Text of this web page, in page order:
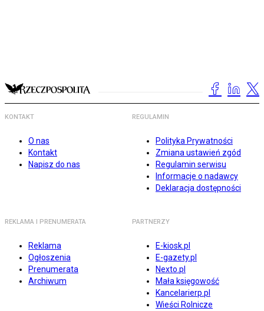
KONTAKT
O nas
Kontakt
Napisz do nas
REGULAMIN
Polityka Prywatności
Zmiana ustawień zgód
Regulamin serwisu
Informacje o nadawcy
Deklaracja dostępności
REKLAMA I PRENUMERATA
Reklama
Ogłoszenia
Prenumerata
Archiwum
PARTNERZY
E-kiosk.pl
E-gazety.pl
Nexto.pl
Mała księgowość
Kancelarierp.pl
Wieści Rolnicze